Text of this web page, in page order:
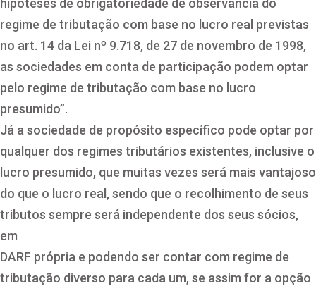
hipóteses de obrigatoriedade de observância do
regime de tributação com base no lucro real previstas
no art. 14 da Lei nº 9.718, de 27 de novembro de 1998,
as sociedades em conta de participação podem optar
pelo regime de tributação com base no lucro
presumido”.
Já a sociedade de propósito específico pode optar por
qualquer dos regimes tributários existentes, inclusive o
lucro presumido, que muitas vezes será mais vantajoso
do que o lucro real, sendo que o recolhimento de seus
tributos sempre será independente dos seus sócios,
em
DARF própria e podendo ser contar com regime de
tributação diverso para cada um, se assim for a opção